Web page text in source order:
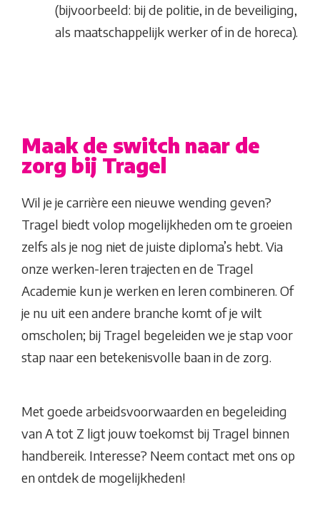
(bijvoorbeeld: bij de politie, in de beveiliging,
als maatschappelijk werker of in de horeca).
Maak de switch naar de
zorg bij Tragel
Wil je je carrière een nieuwe wending geven?
Tragel biedt volop mogelijkheden om te groeien
zelfs als je nog niet de juiste diploma’s hebt. Via
onze werken-leren trajecten en de Tragel
Academie kun je werken en leren combineren. Of
je nu uit een andere branche komt of je wilt
omscholen; bij Tragel begeleiden we je stap voor
stap naar een betekenisvolle baan in de zorg.
Met goede arbeidsvoorwaarden en begeleiding
van A tot Z ligt jouw toekomst bij Tragel binnen
handbereik. Interesse? Neem contact met ons op
en ontdek de mogelijkheden!